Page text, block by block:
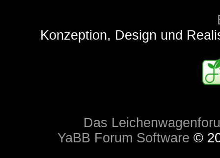
Konzeption, Design und
Das
YaBB Forum Software ©